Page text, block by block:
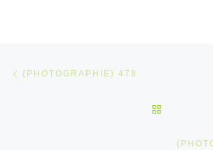
Parcourir les articles
{PHOTOGRAPHIE} 478